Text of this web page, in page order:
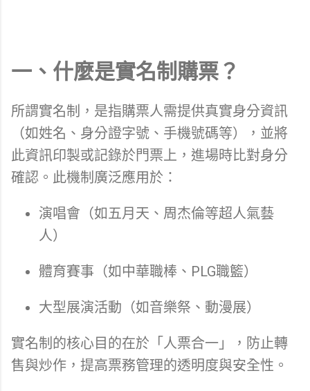
一、什麼是實名制購票？
所謂實名制，是指購票人需提供真實身分資訊
（如姓名、身分證字號、手機號碼等），並將
此資訊印製或記錄於門票上，進場時比對身分
確認。此機制廣泛應用於：
演唱會（如五月天、周杰倫等超人氣藝
人）
體育賽事（如中華職棒、PLG職籃）
大型展演活動（如音樂祭、動漫展）
實名制的核心目的在於「人票合一」，防止轉
售與炒作，提高票務管理的透明度與安全性。